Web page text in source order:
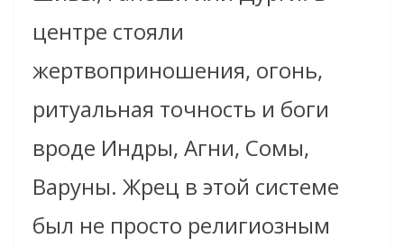
центре стояли
жертвоприношения, огонь,
ритуальная точность и боги
вроде Индры, Агни, Сомы,
Варуны. Жрец в этой системе
был не просто религиозным